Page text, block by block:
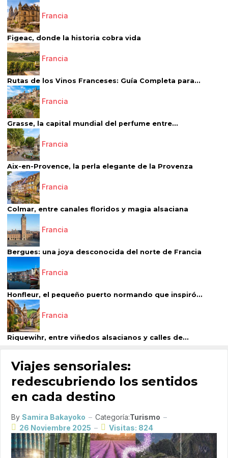
Francia
Figeac, donde la historia cobra vida
Francia
Rutas de los Vinos Franceses: Guía Completa para...
Francia
Grasse, la capital mundial del perfume entre...
Francia
Aix-en-Provence, la perla elegante de la Provenza
Francia
Colmar, entre canales floridos y magia alsaciana
Francia
Bergues: una joya desconocida del norte de Francia
Francia
Honfleur, el pequeño puerto normando que inspiró...
Francia
Riquewihr, entre viñedos alsacianos y calles de...
Viajes sensoriales:
redescubriendo los sentidos
en cada destino
By Samira Bakayoko Categoría:Turismo
26 Noviembre 2025
Visitas: 824